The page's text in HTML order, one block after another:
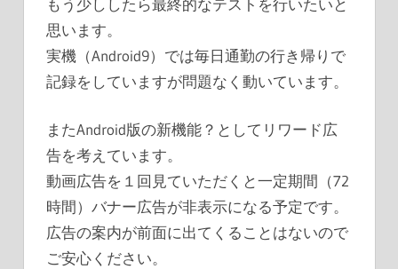
もう少ししたら最終的なテストを行いたいと
思います。
実機（Android9）では毎日通勤の行き帰りで
記録をしていますが問題なく動いています。
またAndroid版の新機能？としてリワード広
告を考えています。
動画広告を１回見ていただくと一定期間（72
時間）バナー広告が非表示になる予定です。
広告の案内が前面に出てくることはないので
ご安心ください。